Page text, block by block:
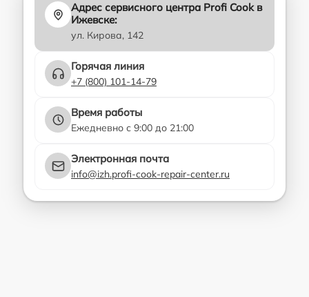
Адрес сервисного центра Profi Cook в
Ижевске:
ул. Кирова, 142
Горячая линия
+7 (800) 101-14-79
Время работы
Ежедневно с 9:00 до 21:00
Электронная почта
info@izh.profi-cook-repair-center.ru